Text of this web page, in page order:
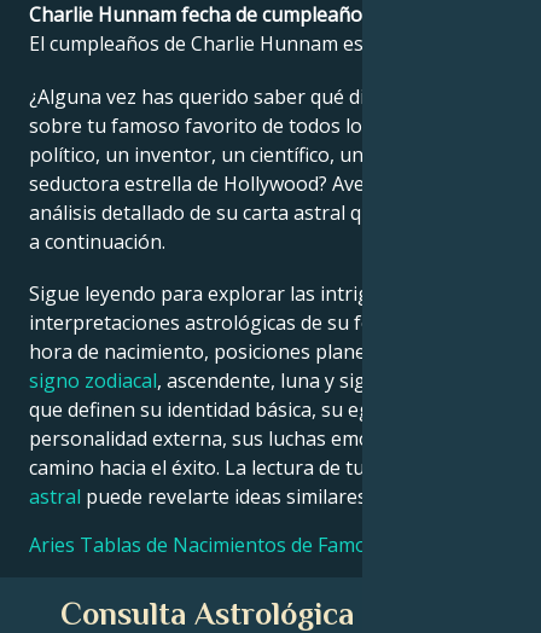
Charlie Hunnam fecha de cumpleaños?
El cumpleaños de Charlie Hunnam es el 10 abril 1980.
¿Alguna vez has querido saber qué dice la astrología
sobre tu famoso favorito de todos los tiempos: un
político, un inventor, un científico, un músico o una
seductora estrella de Hollywood? Averígualo en el
análisis detallado de su carta astral que encontrarás
a continuación.
Sigue leyendo para explorar las intrigantes
interpretaciones astrológicas de su fecha, lugar y
hora de nacimiento, posiciones planetarias, casas,
signo zodiacal, ascendente, luna y signo ascendente,
que definen su identidad básica, su ego, su
personalidad externa, sus luchas emocionales y su
camino hacia el éxito. La lectura de tu propia
astral puede revelarte ideas similares.
Aries Tablas de Nacimientos de Famosos
Consulta Astrológica Gratuita